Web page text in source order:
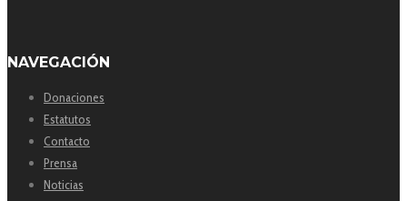
NAVEGACIÓN
Donaciones
Estatutos
Contacto
Prensa
Noticias